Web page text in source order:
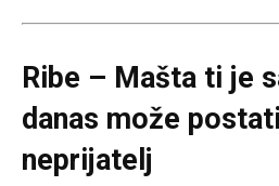
Ribe – Mašta ti je
danas može
neprijatelj